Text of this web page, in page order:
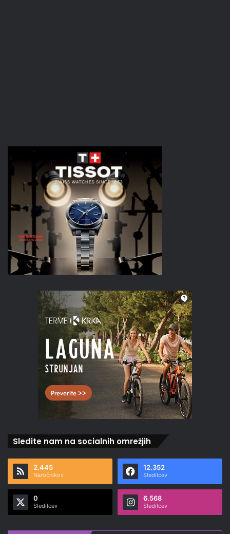
Sledite nam na socialnih omrežjih
2.445
Naročnikov
12.352
Sledilcev
0
Sledilcev
6.568
Sledilcev